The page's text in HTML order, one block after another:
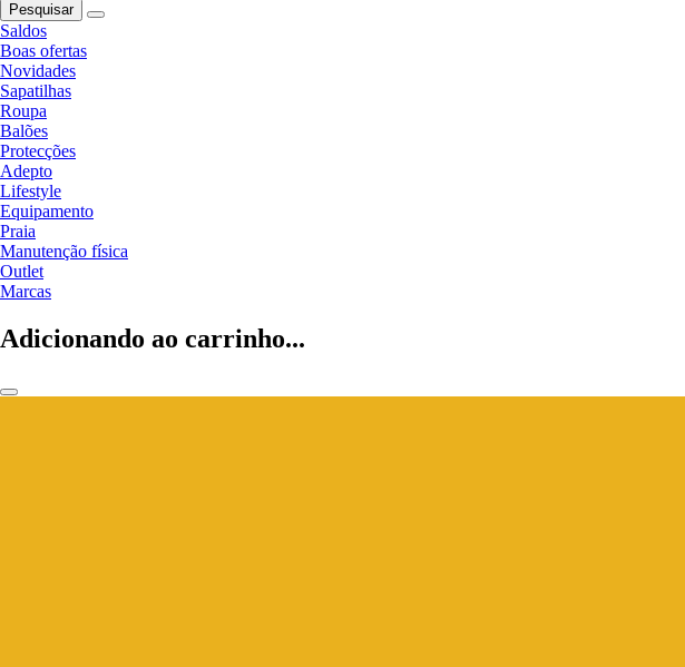
Pesquisar
Saldos
Boas ofertas
Novidades
Sapatilhas
Roupa
Balões
Protecções
Adepto
Lifestyle
Equipamento
Praia
Manutenção física
Outlet
Marcas
Adicionando ao carrinho...